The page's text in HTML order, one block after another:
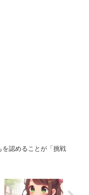
を認めることが「挑戦